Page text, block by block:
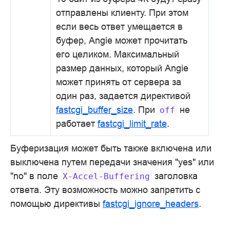
отправлены клиенту. При этом
если весь ответ умещается в
буфер, Angie может прочитать
его целиком. Максимальный
размер данных, который Angie
может принять от сервера за
один раз, задается директивой
fastcgi_buffer_size. При off не
работает fastcgi_limit_rate.
Буферизация может быть также включена или
выключена путем передачи значения "yes" или
"no" в поле X-Accel-Buffering заголовка
ответа. Эту возможность можно запретить с
помощью директивы fastcgi_ignore_headers.